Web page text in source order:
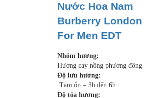
Nước Hoa Nam
Burberry London
For Men EDT
Nhóm hương:
Hương cay nồng phương đông
Độ lưu hương:
Tạm ổn – 3h đến 6h
Độ tỏa hương: